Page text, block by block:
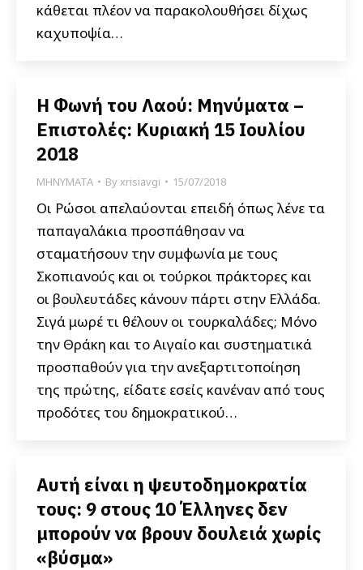
κάθεται πλέον να παρακολουθήσει δίχως
καχυποψία…
Η Φωνή του Λαού: Μηνύματα –
Επιστολές: Κυριακή 15 Ιουλίου
2018
ΜΗΝΥΜΑΤΑ Byxrisiavgi 15/07/2018
Οι Ρώσοι απελαύονται επειδή όπως λένε τα
παπαγαλάκια προσπάθησαν να
σταματήσουν την συμφωνία με τους
Σκοπιανούς και οι τούρκοι πράκτορες και
οι βουλευτάδες κάνουν πάρτι στην Ελλάδα.
Σιγά μωρέ τι θέλουν οι τουρκαλάδες; Μόνο
την Θράκη και το Αιγαίο και συστηματικά
προσπαθούν για την ανεξαρτιτοποίηση
της πρώτης, είδατε εσείς κανέναν από τους
προδότες του δημοκρατικού…
Αυτή είναι η ψευτοδημοκρατία
τους: 9 στους 10 Έλληνες δεν
μπορούν να βρουν δουλειά χωρίς
«βύσμα»